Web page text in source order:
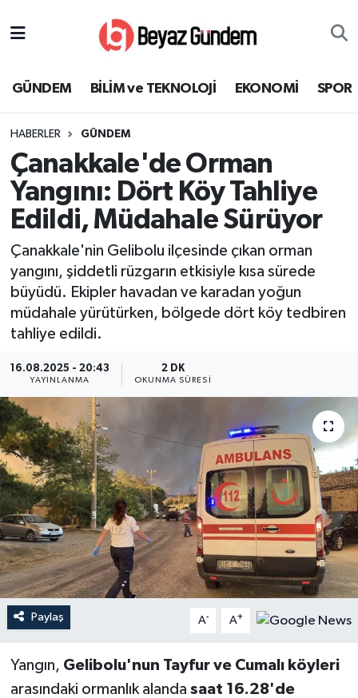
GÜNDEM BİLİM ve TEKNOLOJİ EKONOMİ SPOR
HABERLER GÜNDEM
Çanakkale'de Orman
Yangını: Dört Köy Tahliye
Edildi, Müdahale Sürüyor
Çanakkale'nin Gelibolu ilçesinde çıkan orman
yangını, şiddetli rüzgarın etkisiyle kısa sürede
büyüdü. Ekipler havadan ve karadan yoğun
müdahale yürütürken, bölgede dört köy tedbiren
tahliye edildi.
16.08.2025 - 20:43
YAYINLANMA
2 DK
OKUNMA SÜRESI
Paylaş A- A+
Yangın, Gelibolu'nun Tayfur ve Cumalı köyleri
arasındaki ormanlık alanda saat 16.28'de
EKONOMİ
SAĞLIK
EĞİTİM
KÜLTÜR SANAT
MAGAZİN
YEREL
Süper Lig Puan Durumu ve Fikstür
Tüm Manşetler
Son Dakika Haberleri
Haber Arşivi